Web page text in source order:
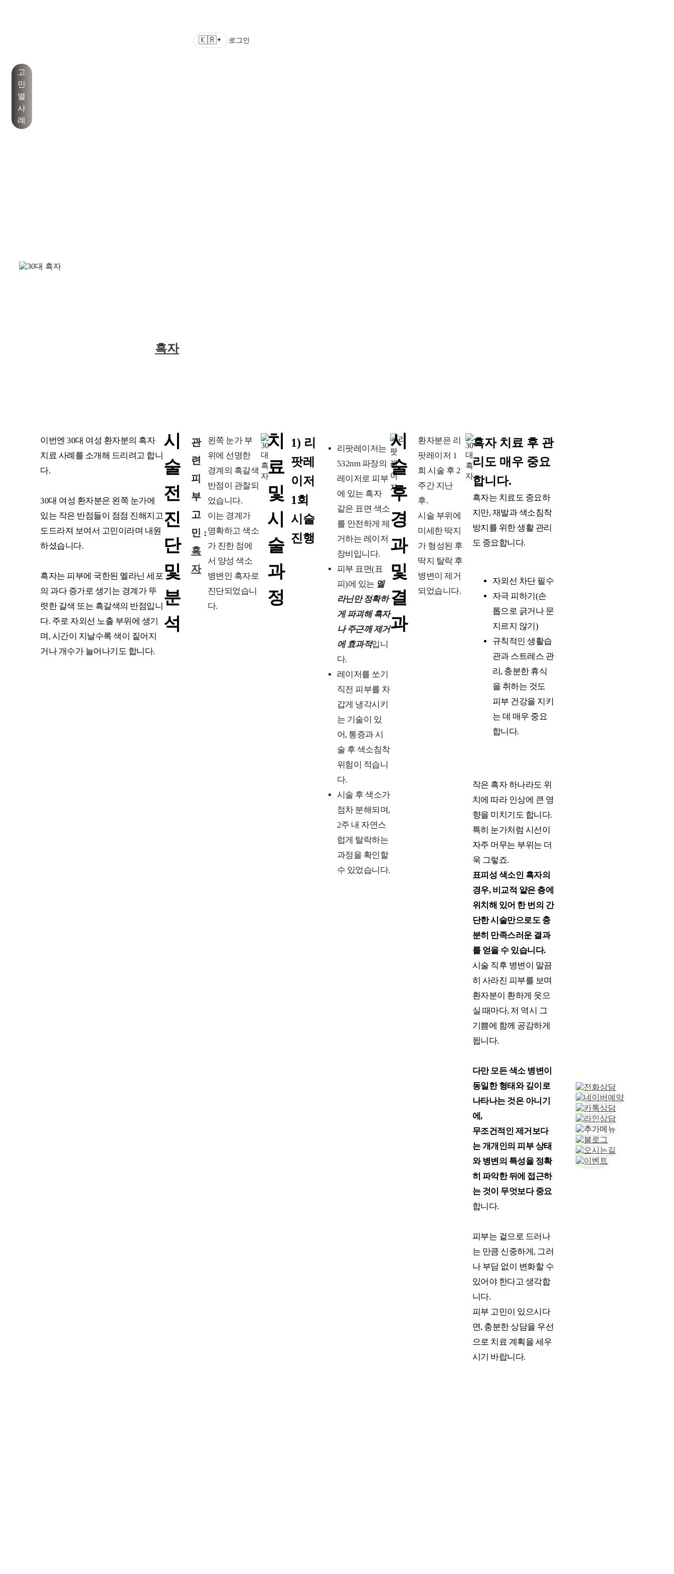
🇰🇷▼ l로그인
고
민
별
사
례
흑자
이번엔 30대 여성 환자분의 흑자
치료 사례를 소개해 드리려고 합니
다.
30대 여성 환자분은 왼쪽 눈가에
있는 작은 반점들이 점점 진해지고
도드라져 보여서 고민이라며 내원
하셨습니다.
흑자는 피부에 국한된 멜라닌 세포
의 과다 증가로 생기는 경계가 뚜
렷한 갈색 또는 흑갈색의 반점입니
다. 주로 자외선 노출 부위에 생기
며, 시간이 지날수록 색이 짙어지
거나 개수가 늘어나기도 합니다.
시
술
전
진
단
및
분
석
관
련
피
부
고
민 :
흑
자
왼쪽 눈가 부
위에 선명한
경계의 흑갈색
반점이 관찰되
었습니다.
이는 경계가
명확하고 색소
가 진한 점에
서 양성 색소
병변인 흑자로
진단되었습니
다.
치
료
및
시
술
과
정
1) 리
팟레
이저
1회
시술
진행
리팟레이저는
532nm 파장의
레이저로 피부
에 있는 흑자
같은 표면 색소
를 안전하게 제
거하는 레이저
장비입니다.
피부 표면(표
피)에 있는 멜
라닌만 정확하
게 파괴해 흑자
나 주근깨 제거
에 효과적입니
다.
레이저를 쏘기
직전 피부를 차
갑게 냉각시키
는 기술이 있
어, 통증과 시
술 후 색소침착
위험이 적습니
다.
시술 후 색소가
점차 분해되며,
2주 내 자연스
럽게 탈락하는
과정을 확인할
수 있었습니다.
시
술
후
경
과
및
결
과
환자분은 리
팟레이저 1
회 시술 후 2
주간 지난
후.
시술 부위에
미세한 딱지
가 형성된 후
딱지 탈락 후
병변이 제거
되었습니다.
흑자 치료 후 관
리도 매우 중요
합니다.
흑자는 치료도 중요하
지만, 재발과 색소침착
방지를 위한 생활 관리
도 중요합니다.
자외선 차단 필수
자극 피하기(손
톱으로 긁거나 문
지르지 않기)
규칙적인 생활습
관과 스트레스 관
리, 충분한 휴식
을 취하는 것도
피부 건강을 지키
는 데 매우 중요
합니다.
작은 흑자 하나라도 위
치에 따라 인상에 큰 영
향을 미치기도 합니다.
특히 눈가처럼 시선이
자주 머무는 부위는 더
욱 그렇죠.
표피성 색소인 흑자의
경우, 비교적 얕은 층에
위치해 있어 한 번의 간
단한 시술만으로도 충
분히 만족스러운 결과
를 얻을 수 있습니다.
시술 직후 병변이 말끔
히 사라진 피부를 보며
환자분이 환하게 웃으
실 때마다, 저 역시 그
기쁨에 함께 공감하게
됩니다.
다만 모든 색소 병변이
동일한 형태와 깊이로
나타나는 것은 아니기
에,
무조건적인 제거보다
는 개개인의 피부 상태
와 병변의 특성을 정확
히 파악한 뒤에 접근하
는 것이 무엇보다 중요​
합니다.
피부는 겉으로 드러나
는 만큼 신중하게, 그러
나 부담 없이 변화할 수
있어야 한다고 생각합
니다.
피부 고민이 있으시다
면, 충분한 상담을 우선
으로 치료 계획을 세우
시기 바랍니다.